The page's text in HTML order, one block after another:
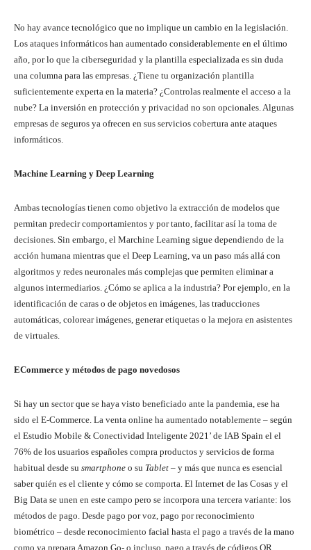
No hay avance tecnológico que no implique un cambio en la legislación.
Los ataques informáticos han aumentado considerablemente en el último
año, por lo que la ciberseguridad y la plantilla especializada es sin duda
una columna para las empresas. ¿Tiene tu organización plantilla
suficientemente experta en la materia? ¿Controlas realmente el acceso a la
nube? La inversión en protección y privacidad no son opcionales. Algunas
empresas de seguros ya ofrecen en sus servicios cobertura ante ataques
informáticos.
Machine Learning y Deep Learning
Ambas tecnologías tienen como objetivo la extracción de modelos que
permitan predecir comportamientos y por tanto, facilitar así la toma de
decisiones. Sin embargo, el Marchine Learning sigue dependiendo de la
acción humana mientras que el Deep Learning, va un paso más allá con
algoritmos y redes neuronales más complejas que permiten eliminar a
algunos intermediarios. ¿Cómo se aplica a la industria? Por ejemplo, en la
identificación de caras o de objetos en imágenes, las traducciones
automáticas, colorear imágenes, generar etiquetas o la mejora en asistentes
de virtuales.
ECommerce y métodos de pago novedosos
Si hay un sector que se haya visto beneficiado ante la pandemia, ese ha
sido el E-Commerce. La venta online ha aumentado notablemente – según
el Estudio Mobile & Conectividad Inteligente 2021’ de IAB Spain el el
76% de los usuarios españoles compra productos y servicios de forma
habitual desde su smartphone o su Tablet – y más que nunca es esencial
saber quién es el cliente y cómo se comporta. El Internet de las Cosas y el
Big Data se unen en este campo pero se incorpora una tercera variante: los
métodos de pago. Desde pago por voz, pago por reconocimiento
biométrico – desde reconocimiento facial hasta el pago a través de la mano
como ya prepara Amazon Go- o incluso, pago a través de códigos QR.